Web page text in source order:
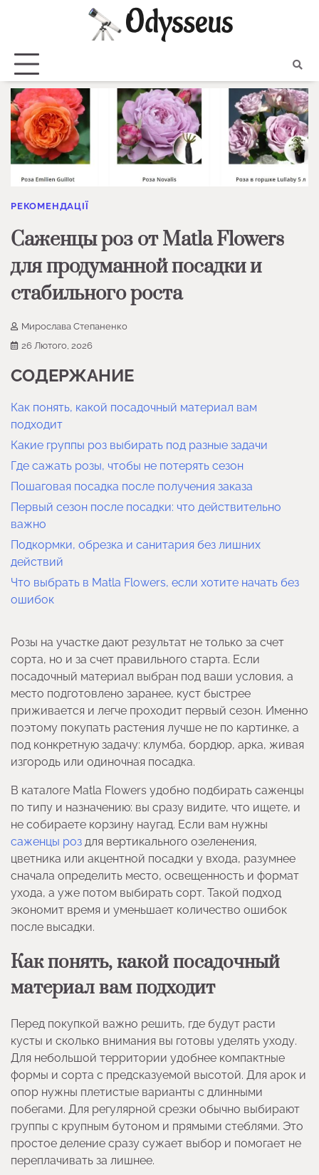
РЕКОМЕНДАЦІЇ
Саженцы роз от Matla Flowers
для продуманной посадки и
стабильного роста
Мирослава Степаненко
26 Лютого, 2026
СОДЕРЖАНИЕ
Как понять, какой посадочный материал вам
подходит
Какие группы роз выбирать под разные задачи
Где сажать розы, чтобы не потерять сезон
Пошаговая посадка после получения заказа
Первый сезон после посадки: что действительно
важно
Подкормки, обрезка и санитария без лишних
действий
Что выбрать в Matla Flowers, если хотите начать без
ошибок
Розы на участке дают результат не только за счет
сорта, но и за счет правильного старта. Если
посадочный материал выбран под ваши условия, а
место подготовлено заранее, куст быстрее
приживается и легче проходит первый сезон. Именно
поэтому покупать растения лучше не по картинке, а
под конкретную задачу: клумба, бордюр, арка, живая
изгородь или одиночная посадка.
В каталоге Matla Flowers удобно подбирать саженцы
по типу и назначению: вы сразу видите, что ищете, и
не собираете корзину наугад. Если вам нужны
саженцы роз для вертикального озеленения,
цветника или акцентной посадки у входа, разумнее
сначала определить место, освещенность и формат
ухода, а уже потом выбирать сорт. Такой подход
экономит время и уменьшает количество ошибок
после высадки.
Как понять, какой посадочный
материал вам подходит
Перед покупкой важно решить, где будут расти
кусты и сколько внимания вы готовы уделять уходу.
Для небольшой территории удобнее компактные
формы и сорта с предсказуемой высотой. Для арок и
опор нужны плетистые варианты с длинными
побегами. Для регулярной срезки обычно выбирают
группы с крупным бутоном и прямыми стеблями. Это
простое деление сразу сужает выбор и помогает не
переплачивать за лишнее.